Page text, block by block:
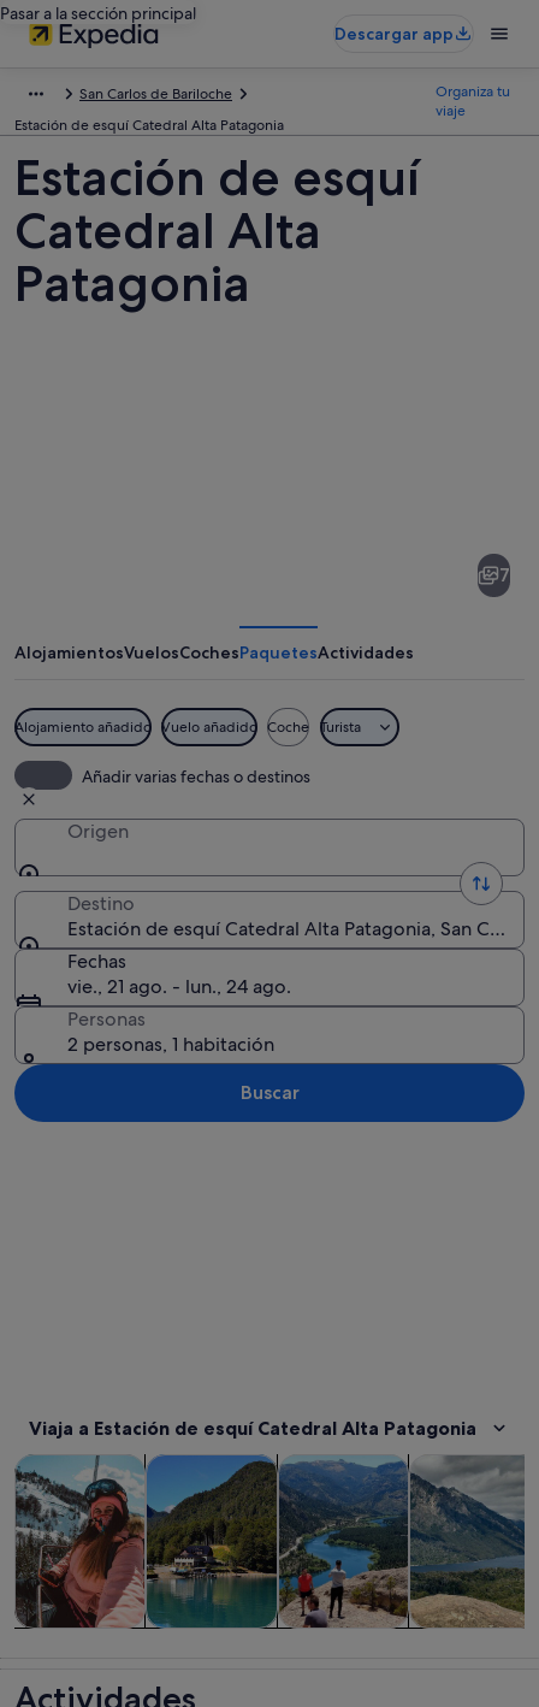
Pasar a la sección principal
Descargar app
San Carlos de Bariloche
Estación de esquí Catedral Alta Patagonia
Organiza tu
viaje
Estación de esquí
Catedral Alta
Patagonia
Catedral
Patagonia
7
AlojamientosVuelosCochesPaquetesActividades
Alojamiento añadido Vuelo añadido Coche Turista
Añadir varias fechas o destinos
Origen
Destino
Estación de esquí Catedral Alta Patagonia, San
Fechas
vie., 21 ago. - lun., 24 ago.
Personas
2 personas, 1 habitación
Buscar
Viaja a Estación de esquí Catedral Alta Patagonia
de un día
Visitas guiadas y excursiones de un díaSe abre en una
cruceros
Visitas acuáticas y crucerosSe abre en una
Visitas privadas yAventuras y al